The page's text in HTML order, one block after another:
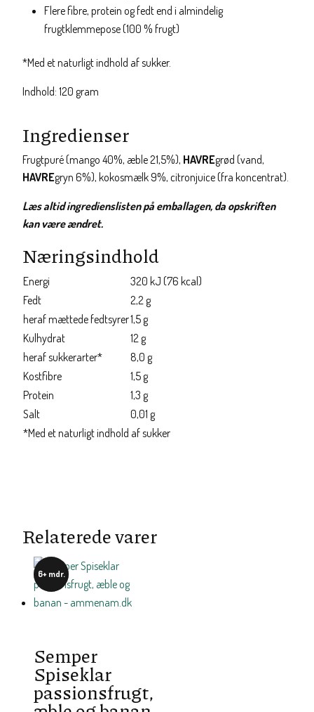
Flere fibre, protein og fedt end i almindelig
frugtklemmepose (100 % frugt)
*Med et naturligt indhold af sukker.
Indhold: 120 gram
Ingredienser
Frugtpuré (mango 40%, æble 21,5%), HAVREgrød (vand,
HAVREgryn 6%), kokosmælk 9%, citronjuice (fra koncentrat).
Læs altid ingredienslisten på emballagen, da opskriften
kan være ændret.
Næringsindhold
Energi
320 kJ (76 kcal)
Fedt
2,2 g
heraf mættede fedtsyrer1,5 g
Kulhydrat
12 g
heraf sukkerarter*
8,0 g
Kostfibre
1,5 g
Protein
1,3 g
Salt
0,01 g
*Med et naturligt indhold af sukker
Relaterede varer
6+ mdr.
Semper
Spiseklar
passionsfrugt,